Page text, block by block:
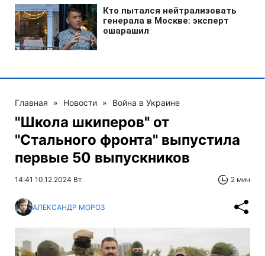
Главная » Новости » Война в Украине
"Школа шкиперов" от
"Стального фронта" выпустила
первые 50 выпускников
14:41 10.12.2024 Вт 2 мин
АЛЕКСАНДР МОРОЗ